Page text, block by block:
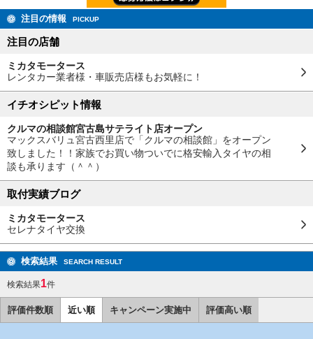
注目の情報 PICKUP
注目の店舗
ミカタモータース
レンタカー業者様・車販売店様もお気軽に！
イチオシピット情報
クルマの相談館宮古島サテライト店オープン
マックスバリュ宮古西里店で「クルマの相談館」をオープン
致しました！！家族でお買い物ついでに格安輸入タイヤの相
談も承ります（＾＾）
取付実績ブログ
ミカタモータース
セレナタイヤ交換
検索結果 SEARCH RESULT
検索結果1件
評価件数順 近い順 キャンペーン実施中 評価高い順